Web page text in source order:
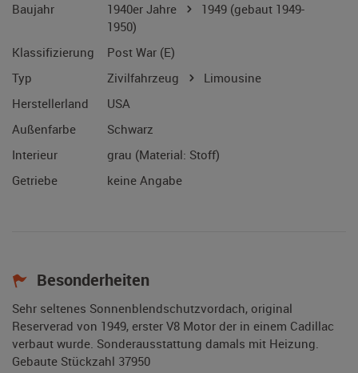
Baujahr
1940er Jahre 1949 (gebaut 1949-
1950)
Klassifizierung
Post War (E)
Typ
Zivilfahrzeug
Limousine
Herstellerland
USA
Außenfarbe
Schwarz
Interieur
grau (Material: Stoff)
Getriebe
keine Angabe
Besonderheiten
Sehr seltenes Sonnenblendschutzvordach, original
Reserverad von 1949, erster V8 Motor der in einem Cadillac
verbaut wurde. Sonderausstattung damals mit Heizung.
Gebaute Stückzahl 37950